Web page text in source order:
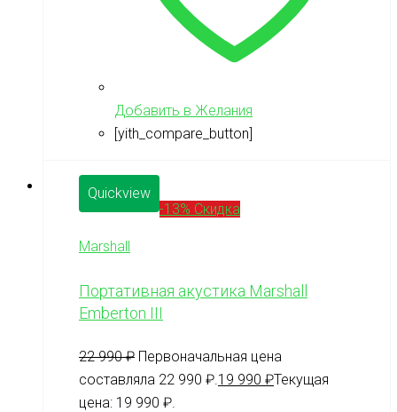
Добавить в Желания
[yith_compare_button]
Quickview
-13% Скидка
Marshall
Портативная акустика Marshall
Emberton III
22 990₽ Первоначальная цена
составляла 22 990 ₽.19 990 ₽Текущая
цена: 19 990 ₽.